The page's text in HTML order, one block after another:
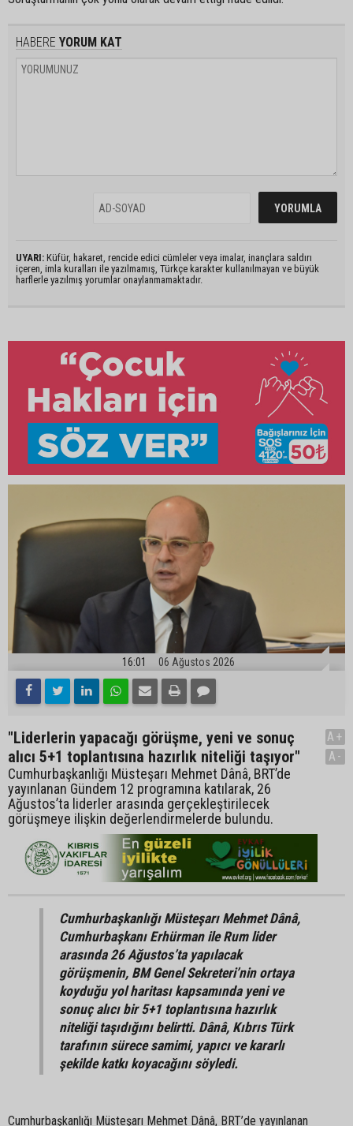
HABERE YORUM KAT
UYARI: Küfür, hakaret, rencide edici cümleler veya imalar, inançlara saldırı
içeren, imla kuralları ile yazılmamış, Türkçe karakter kullanılmayan ve büyük
harflerle yazılmış yorumlar onaylanmamaktadır.
16:01 06 Ağustos 2026
"Liderlerin yapacağı görüşme, yeni ve sonuç
alıcı 5+1 toplantısına hazırlık niteliği taşıyor"
Cumhurbaşkanlığı Müsteşarı Mehmet Dânâ, BRT’de
yayınlanan Gündem 12 programına katılarak, 26
Ağustos’ta liderler arasında gerçekleştirilecek
görüşmeye ilişkin değerlendirmelerde bulundu.
A+
A-
Cumhurbaşkanlığı Müsteşarı Mehmet Dânâ,
Cumhurbaşkanı Erhürman ile Rum lider
arasında 26 Ağustos’ta yapılacak
görüşmenin, BM Genel Sekreteri’nin ortaya
koyduğu yol haritası kapsamında yeni ve
sonuç alıcı bir 5+1 toplantısına hazırlık
niteliği taşıdığını belirtti. Dânâ, Kıbrıs Türk
tarafının sürece samimi, yapıcı ve kararlı
şekilde katkı koyacağını söyledi.
Cumhurbaşkanlığı Müsteşarı Mehmet Dânâ, BRT’de yayınlanan